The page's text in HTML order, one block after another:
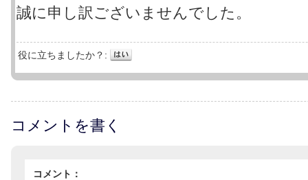
誠に申し訳ございませんでした。
役に立ちましたか？:
コメントを書く
コメント：